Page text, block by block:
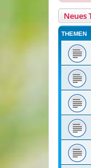
Neues
THEMEN